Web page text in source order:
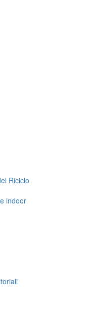
Riciclo
indoor